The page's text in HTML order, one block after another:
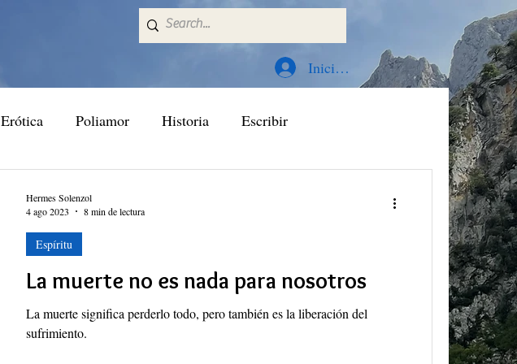
Iniciar sesión
Erótica Poliamor Historia Escribir
La muerte no es nada para nosotros
La muerte significa perderlo todo, pero también es la liberación del
sufrimiento.
Espíritu
Hermes Solenzol
4 ago 2023
8 min de lectura